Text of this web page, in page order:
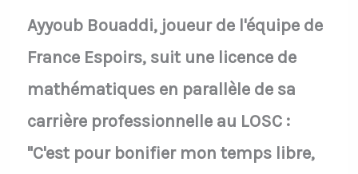
Ayyoub Bouaddi, joueur de l'équipe de
France Espoirs, suit une licence de
mathématiques en parallèle de sa
carrière professionnelle au LOSC :
"C'est pour bonifier mon temps libre,